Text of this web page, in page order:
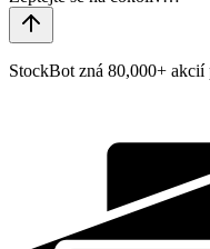
StockBot zná 80,000+ akcií